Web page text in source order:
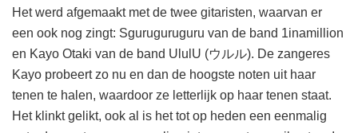
Het werd afgemaakt met de twee gitaristen, waarvan er
een ook nog zingt: Sguruguruguru van de band 1inamillion
en Kayo Otaki van de band UlulU (ウルル). De zangeres
Kayo probeert zo nu en dan de hoogste noten uit haar
tenen te halen, waardoor ze letterlijk op haar tenen staat.
Het klinkt gelikt, ook al is het tot op heden een eenmalig